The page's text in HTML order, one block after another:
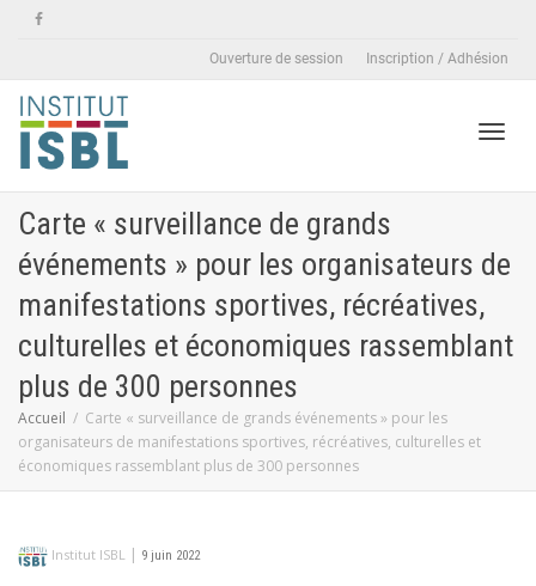
Ouverture de session Inscription / Adhésion
Carte « surveillance de grands
événements » pour les organisateurs de
manifestations sportives, récréatives,
culturelles et économiques rassemblant
plus de 300 personnes
Accueil
Carte « surveillance de grands événements » pour les
organisateurs de manifestations sportives, récréatives, culturelles et
économiques rassemblant plus de 300 personnes
Institut ISBL | 9 juin 2022